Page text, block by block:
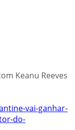
Keanu Reeves
vai-ganhar-
do-